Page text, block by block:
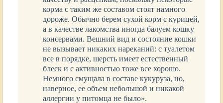
корма с таким же составом стоят намного
дороже. Обычно берем сухой корм с курицей,
а в качестве лакомства иногда балуем кошку
консервами. Вешний вид и состояние кошки
не вызывает никаких нареканий: с туалетом
все в порядке, шерсть имеет естественный
блеск и с активностью тоже все хорошо.
Немного смущала в составе кукуруза, но,
наверное, ее объем небольшой и никакой
аллергии у питомца не было».